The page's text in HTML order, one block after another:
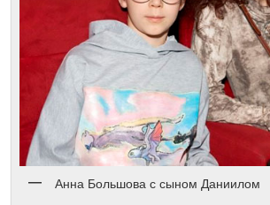
Анна Большова с сыном Даниилом